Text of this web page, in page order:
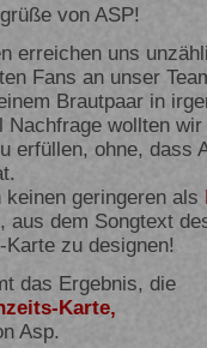
von ASP!
erreichen uns
Fans an unser
Brautpaar in
Nachfrage wollten
erfüllen, ohne, dass
keinen geringeren als
aus dem Songtext
zu designen!
das Ergebnis, die
Karte,
Asp.